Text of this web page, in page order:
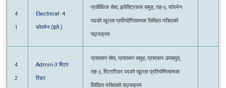
1 फोरमेन (इले.)
पदको खूल्ला प्रतियोगितात्मक लिखित परीक्षाको
पाठ्यक्रम
2 रिडर
प्रशासन सेवा, प्रशासन समुह, प्रशासन उपसमुह,
तह-३, मिटररिडर पदको खूल्ला प्रतियोगितात्मक
लिखित परीक्षाको पाठ्यक्रम